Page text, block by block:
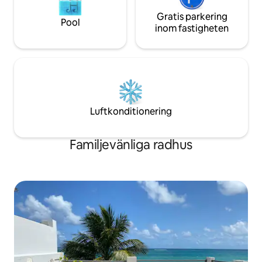
Pool
Gratis parkering
inom fastigheten
Luftkonditionering
Familjevänliga radhus